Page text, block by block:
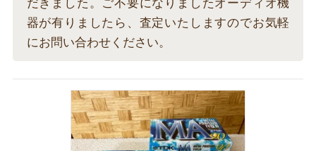
だきました。ご不要になりましたオーディオ機
器が有りましたら、査定いたしますのでお気軽
にお問い合わせください。